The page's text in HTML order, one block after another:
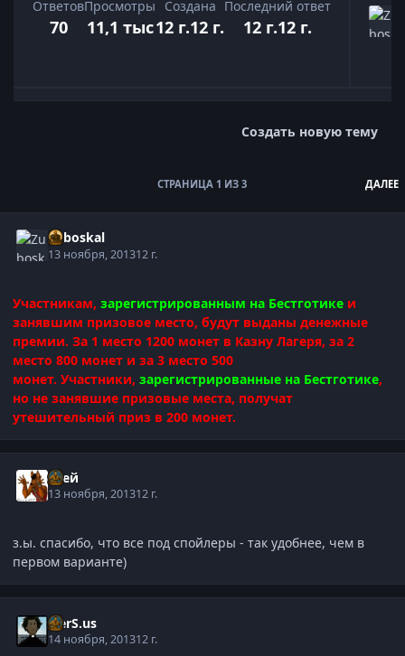
Ответов
70
Просмотры
11,1 тыс
Создана
12 г.12 г.
Последний ответ
12 г.12 г.
Развернуть обзор темы
Создать новую тему
ДАЛЕЕ
СТРАНИЦА 1 ИЗ 3
Zuboskal
13 ноября, 201312 г.
Участникам, зарегистрированным на Бестготике и
занявшим призовое место, будут выданы денежные
премии. За 1 место 1200 монет в Казну Лагеря, за 2
место 800 монет и за 3 место 500
монет. Участники, зарегистрированные на Бестготике,
но не занявшие призовые места, получат
утешительный приз в 200 монет.
Грей
13 ноября, 201312 г.
з.ы. спасибо, что все под спойлеры - так удобнее, чем в
первом варианте)
V.erS.us
14 ноября, 201312 г.